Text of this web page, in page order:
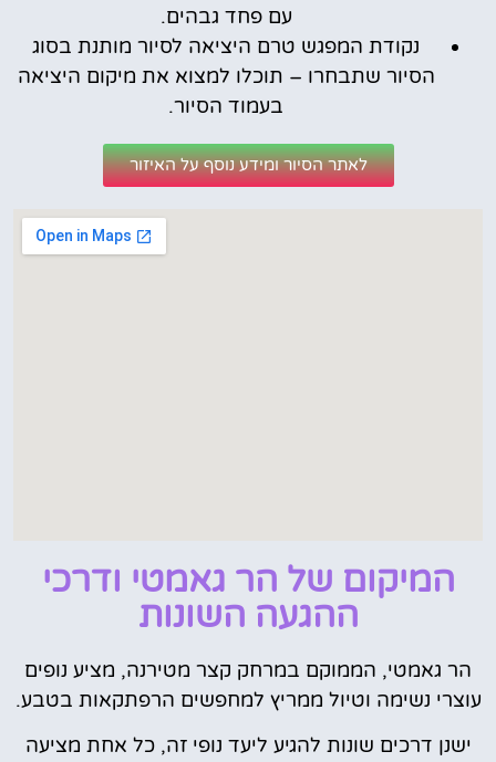
עם פחד גבהים.
נקודת המפגש טרם היציאה לסיור מותנת בסוג
הסיור שתבחרו – תוכלו למצוא את מיקום היציאה
בעמוד הסיור.
לאתר הסיור ומידע נוסף על האיזור
המיקום של הר גאמטי ודרכי
ההגעה השונות
הר גאמטי, הממוקם במרחק קצר מטירנה, מציע נופים
עוצרי נשימה וטיול ממריץ למחפשים הרפתקאות בטבע.
ישנן דרכים שונות להגיע ליעד נופי זה, כל אחת מציעה